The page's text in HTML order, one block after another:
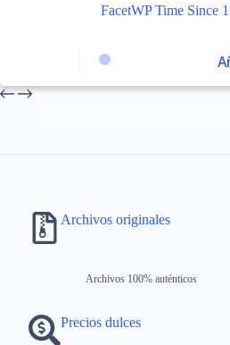
FacetWP Time Since
Archivos originales
Archivos 100% auténticos
Precios dulces